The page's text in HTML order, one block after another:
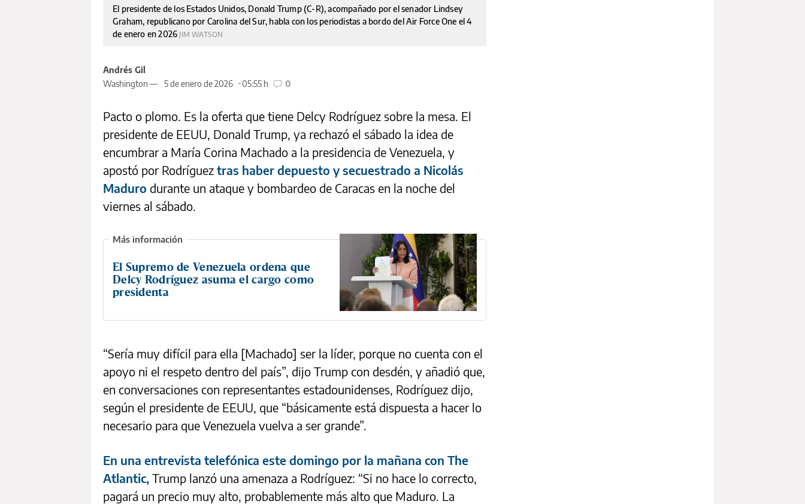
El presidente de los Estados Unidos, Donald Trump (C-R), acompañado por el senador Lindsey
Graham, republicano por Carolina del Sur, habla con los periodistas a bordo del Air Force One el 4
de enero en 2026 JIM WATSON
Andrés Gil
Washington —
5 de enero de 2026 05:55 h 0
Pacto o plomo. Es la oferta que tiene Delcy Rodríguez sobre la mesa. El
presidente de EEUU, Donald Trump, ya rechazó el sábado la idea de
encumbrar a María Corina Machado a la presidencia de Venezuela, y
apostó por Rodríguez tras haber depuesto y secuestrado a Nicolás
Maduro durante un ataque y bombardeo de Caracas en la noche del
viernes al sábado.
El Supremo de Venezuela ordena que
Delcy Rodríguez asuma el cargo como
presidenta
“Sería muy difícil para ella [Machado] ser la líder, porque no cuenta con el
apoyo ni el respeto dentro del país”, dijo Trump con desdén, y añadió que,
en conversaciones con representantes estadounidenses, Rodríguez dijo,
según el presidente de EEUU, que “básicamente está dispuesta a hacer lo
necesario para que Venezuela vuelva a ser grande”.
En una entrevista telefónica este domingo por la mañana con The
Atlantic, Trump lanzó una amenaza a Rodríguez: “Si no hace lo correcto,
pagará un precio muy alto, probablemente más alto que Maduro. La